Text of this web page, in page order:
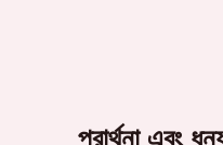
প্রার্থনা এবং